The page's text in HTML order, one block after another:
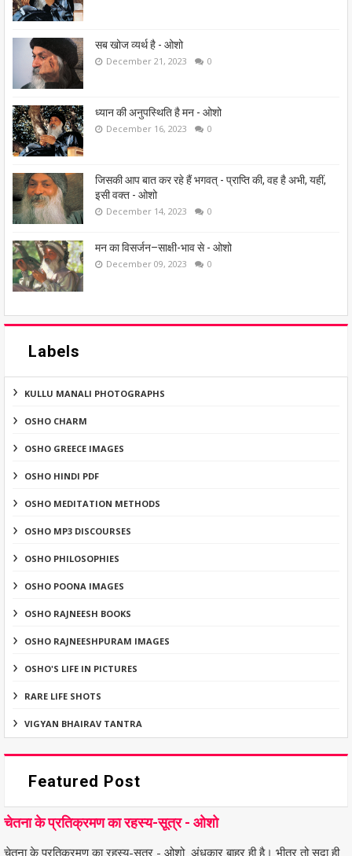
सब खोज व्यर्थ है - ओशो
December 21, 2023 0
ध्यान की अनुपस्थिति है मन - ओशो
December 16, 2023 0
जिसकी आप बात कर रहे हैं भगवत् - प्राप्ति की, वह है अभी, यहीं,
इसी वक्त - ओशो
December 14, 2023 0
मन का विसर्जन–साक्षी-भाव से - ओशो
December 09, 2023 0
Labels
KULLU MANALI PHOTOGRAPHS
OSHO CHARM
OSHO GREECE IMAGES
OSHO HINDI PDF
OSHO MEDITATION METHODS
OSHO MP3 DISCOURSES
OSHO PHILOSOPHIES
OSHO POONA IMAGES
OSHO RAJNEESH BOOKS
OSHO RAJNEESHPURAM IMAGES
OSHO'S LIFE IN PICTURES
RARE LIFE SHOTS
VIGYAN BHAIRAV TANTRA
Featured Post
चेतना के प्रतिक्रमण का रहस्य-सूत्र - ओशो
चेतना के प्रतिक्रमण का रहस्य-सूत्र - ओशो अंधकार बाहर ही है। भीतर तो सदा ही